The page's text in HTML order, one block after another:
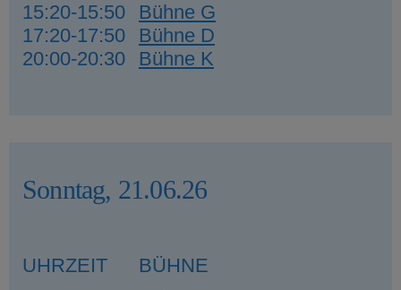
15:20-15:50
Bühne G
17:20-17:50
Bühne D
20:00-20:30
Bühne K
Sonntag, 21.06.26
UHRZEIT
BÜHNE